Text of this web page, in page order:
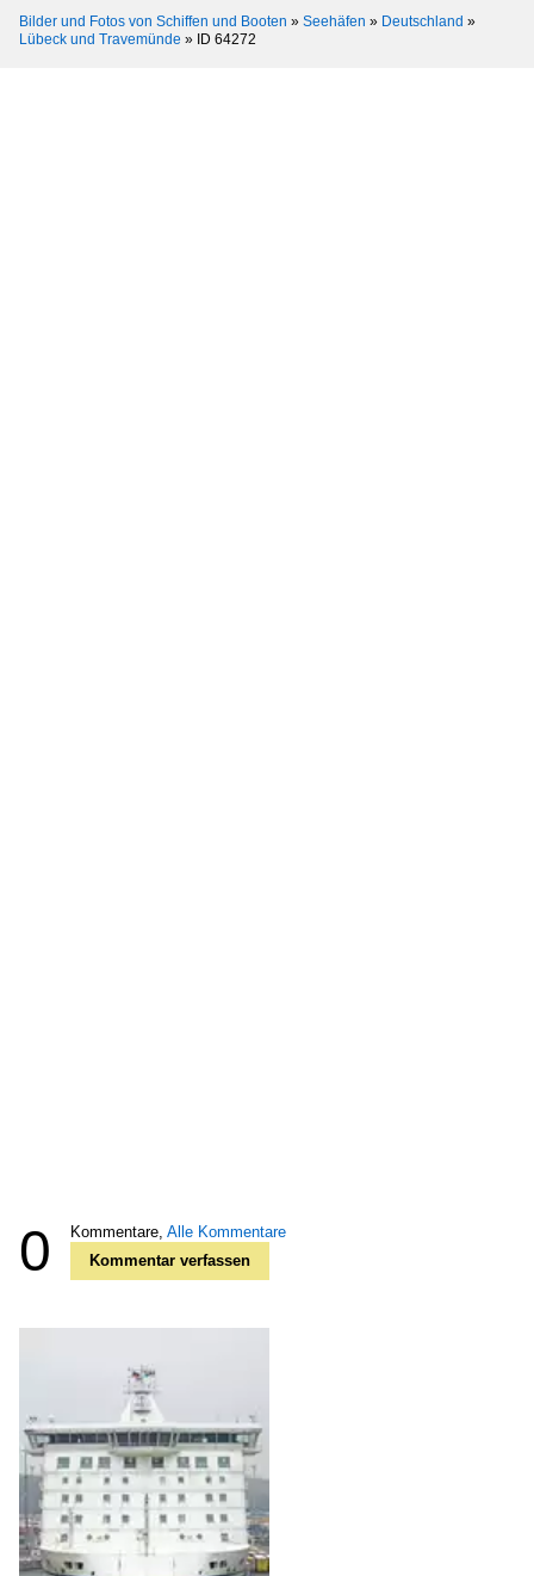
Bilder und Fotos von Schiffen und Booten » Seehäfen » Deutschland »
Lübeck und Travemünde » ID 64272
0 Kommentare, Alle Kommentare
Kommentar verfassen